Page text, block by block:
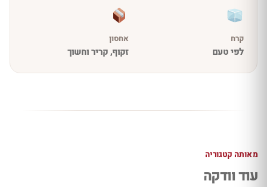
קרח
לפי טעם
אחסון
זקוף, קריר וחשוך
מאותה קטגוריה
עוד וודקה